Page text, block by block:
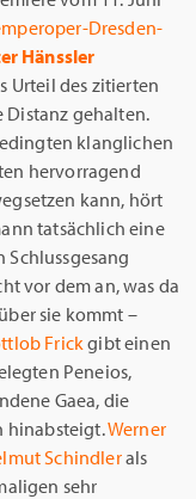
Dresden-
Hänssler
Urteil des zitierten
Distanz gehalten.
klanglichen
hervorragend
kann, hört
tatsächlich eine
vor dem an, was da
sie kommt –
Frickgibt einen
Peneios,
Gaea, die
hinabsteigt.Werner
Schindlerals
sehr